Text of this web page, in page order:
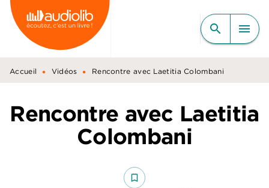
MENU RECHERCHE
CONTENU
PIED DE PAGE
search menu
Accueil • Vidéos • Rencontre avec Laetitia Colombani
Rencontre avec Laetitia
Colombani
bookmark_border